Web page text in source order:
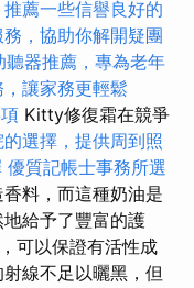
推薦一些信譽良好的
，協助你解開疑團
聽器推薦，專為老年
讓家務更輕鬆
Kitty修復霜在競爭
選擇，提供周到照
優質記帳士事務所選
料，而這種奶油是
給予了豐富的護
可以保證有活性成
線不足以曬黑，但